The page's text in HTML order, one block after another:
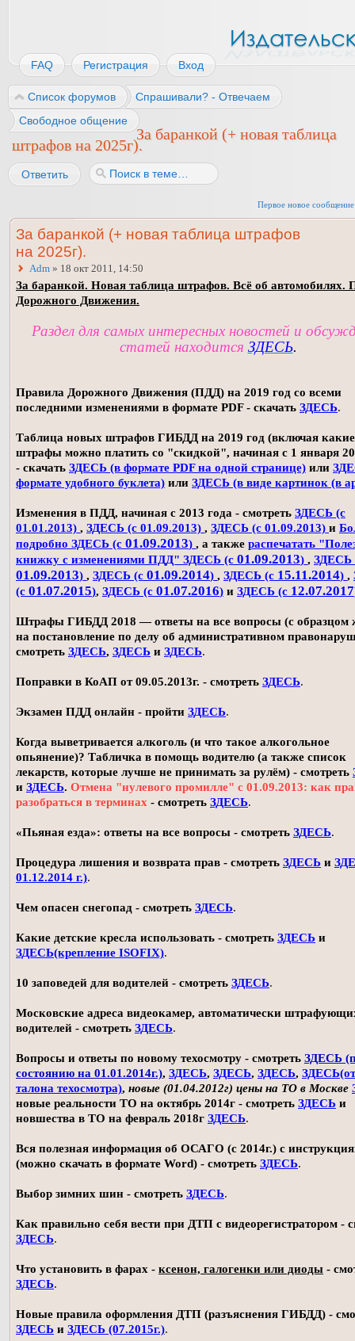
FAQ Регистрация Вход
Список форумов
Спрашивали? - Отвечаем
Свободное общение
За баранкой (+ новая таблица
штрафов на 2025г).
Ответить
Первое новое сообщение
За баранкой (+ новая таблица штрафов
на 2025г).
Adm » 18 окт 2011, 14:50
За баранкой. Новая таблица штрафов. Всё об автомобилях.
Дорожного Движения.
Раздел для самых интересных новостей и
статей находится ЗДЕСЬ.
Правила Дорожного Движения (ПДД) на 2019 год со всеми
последними изменениями в формате PDF - скачать ЗДЕСЬ.
Таблица новых штрафов ГИБДД на 2019 год (включая какие
штрафы можно платить со "скидкой", начиная с 1 января
- скачать ЗДЕСЬ (в формате PDF на одной странице) или
формате удобного буклета) или ЗДЕСЬ (в виде картинок (в
Изменения в ПДД, начиная с 2013 года - смотреть ЗДЕСЬ (с
01.01.2013) , ЗДЕСЬ (с 01.09.2013) , ЗДЕСЬ (с 01.09.2013) и
подробно ЗДЕСЬ (с 01.09.2013) , а также распечатать
книжку с изменениями ПДД" ЗДЕСЬ (с 01.09.2013) , ЗДЕСЬ
01.09.2013) , ЗДЕСЬ (с 01.09.2014) , ЗДЕСЬ (с 15.11.2014) ,
(с 01.07.2015), ЗДЕСЬ (с 01.07.2016) и ЗДЕСЬ (с 12.07.2017
Штрафы ГИБДД 2018 — ответы на все вопросы (с образцом
на постановление по делу об административном
смотреть ЗДЕСЬ, ЗДЕСЬ и ЗДЕСЬ.
Поправки в КоАП от 09.05.2013г. - смотреть ЗДЕСЬ.
Экзамен ПДД онлайн - пройти ЗДЕСЬ.
Когда выветривается алкоголь (и что такое алкогольное
опьянение)? Табличка в помощь водителю (а также список
лекарств, которые лучше не принимать за рулём) - смотреть
и ЗДЕСЬ. Отмена "нулевого промилле" с 01.09.2013: как
разобраться в терминах - смотреть ЗДЕСЬ.
«Пьяная езда»: ответы на все вопросы - смотреть ЗДЕСЬ.
Процедура лишения и возврата прав - смотреть ЗДЕСЬ и
01.12.2014 г.).
Чем опасен снегопад - смотреть ЗДЕСЬ.
Какие детские кресла использовать - смотреть ЗДЕСЬ и
ЗДЕСЬ(крепление ISOFIX).
10 заповедей для водителей - смотреть ЗДЕСЬ.
Московские адреса видеокамер, автоматически
водителей - смотреть ЗДЕСЬ.
Вопросы и ответы по новому техосмотру - смотреть ЗДЕСЬ
состоянию на 01.01.2014г.), ЗДЕСЬ, ЗДЕСЬ, ЗДЕСЬ,
талона техосмотра), новые (01.04.2012г) цены на ТО в Москве
новые реальности ТО на октябрь 2014г - смотреть ЗДЕСЬ и
новшества в ТО на февраль 2018г ЗДЕСЬ.
Вся полезная информация об ОСАГО (с 2014г.) с
(можно скачать в формате Word) - смотреть ЗДЕСЬ.
Выбор зимних шин - смотреть ЗДЕСЬ.
Как правильно себя вести при ДТП с видеорегистратором -
ЗДЕСЬ.
Что установить в фарах - ксенон, галогенки или диоды -
ЗДЕСЬ.
Новые правила оформления ДТП (разъяснения ГИБДД) -
ЗДЕСЬ и ЗДЕСЬ (07.2015г.).